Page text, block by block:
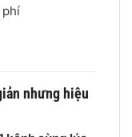
nhưng hiệu